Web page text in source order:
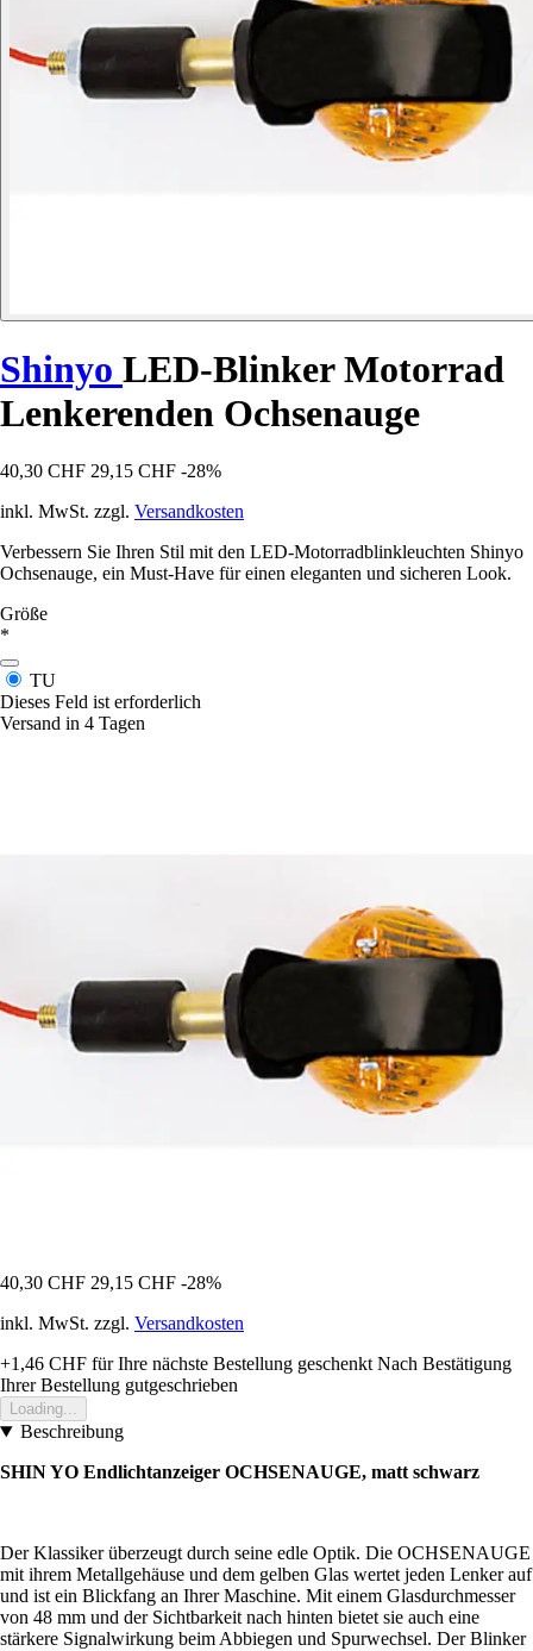
Shinyo LED-Blinker Motorrad
Lenkerenden Ochsenauge
40,30 CHF 29,15 CHF -28%
inkl. MwSt. zzgl. Versandkosten
Verbessern Sie Ihren Stil mit den LED-Motorradblinkleuchten Shinyo
Ochsenauge, ein Must-Have für einen eleganten und sicheren Look.
Größe
*
TU
Dieses Feld ist erforderlich
Versand in 4 Tagen
40,30 CHF 29,15 CHF -28%
inkl. MwSt. zzgl. Versandkosten
+1,46 CHF für Ihre nächste Bestellung geschenkt Nach Bestätigung
Ihrer Bestellung gutgeschrieben
Loading...
Beschreibung
SHIN YO Endlichtanzeiger OCHSENAUGE, matt schwarz
Der Klassiker überzeugt durch seine edle Optik. Die OCHSENAUGE
mit ihrem Metallgehäuse und dem gelben Glas wertet jeden Lenker auf
und ist ein Blickfang an Ihrer Maschine. Mit einem Glasdurchmesser
von 48 mm und der Sichtbarkeit nach hinten bietet sie auch eine
stärkere Signalwirkung beim Abbiegen und Spurwechsel. Der Blinker